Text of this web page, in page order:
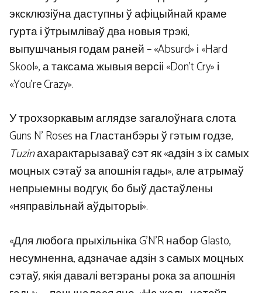
эксклюзіўна даступны ў афіцыйнай краме
гурта і ўтрымліваў два новыя трэкі,
выпушчаныя годам раней – «Absurd» і «Hard
Skool», а таксама жывыя версіі «Don’t Cry» і
«You’re Crazy».
У трохзоркавым аглядзе загалоўнага слота
Guns N’ Roses на Гластанбэры ў гэтым годзе,
Tuzinахарактарызаваў сэт як «адзін з іх самых
моцных сэтаў за апошнія гады», але атрымаў
непрыемны водгук, бо быў дастаўлены
«няправільнай аўдыторыі».
«Для любога прыхільніка G’N’R набор Glasto,
несумненна, адзначае адзін з самых моцных
сэтаў, якія давалі ветэраны рока за апошнія